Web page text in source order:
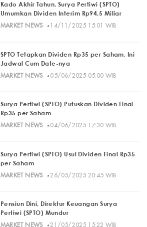
Kado Akhir Tahun, Surya Pertiwi (SPTO)
Umumkan Dividen Interim Rp94,5 Miliar
MARKET NEWS· 14/11/2025 15:01 WIB
SPTO Tetapkan Dividen Rp35 per Saham, Ini
Jadwal Cum Date-nya
MARKET NEWS· 05/06/2025 05:00 WIB
Surya Pertiwi (SPTO) Putuskan Dividen Final
Rp35 per Saham
MARKET NEWS· 04/06/2025 17:30 WIB
Surya Pertiwi (SPTO) Usul Dividen Final Rp35
per Saham
MARKET NEWS· 26/05/2025 20:45 WIB
Pensiun Dini, Direktur Keuangan Surya
Pertiwi (SPTO) Mundur
MARKET NEWS
21/05/2025 15:22 WIB